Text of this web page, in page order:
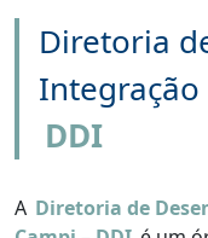
Diretoria
Integração
DDI
A Diretoria de